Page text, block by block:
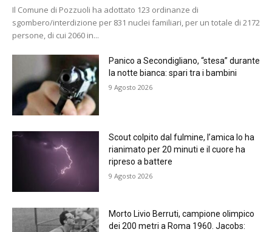
Il Comune di Pozzuoli ha adottato 123 ordinanze di
sgombero/interdizione per 831 nuclei familiari, per un totale di 2172
persone, di cui 2060 in...
Panico a Secondigliano, “stesa” durante
la notte bianca: spari tra i bambini
9 Agosto 2026
Scout colpito dal fulmine, l’amica lo ha
rianimato per 20 minuti e il cuore ha
ripreso a battere
9 Agosto 2026
Morto Livio Berruti, campione olimpico
dei 200 metri a Roma 1960. Jacobs: